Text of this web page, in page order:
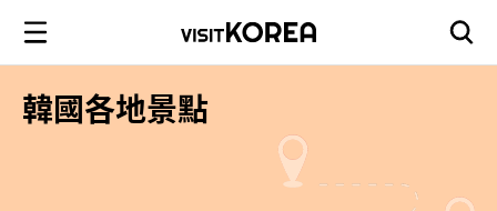
韓國各地景點